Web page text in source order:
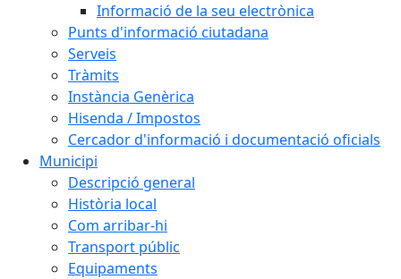
Informació de la seu electrònica
Punts d'informació ciutadana
Serveis
Tràmits
Instància Genèrica
Hisenda / Impostos
Cercador d'informació i documentació oficials
Municipi
Descripció general
Història local
Com arribar-hi
Transport públic
Equipaments